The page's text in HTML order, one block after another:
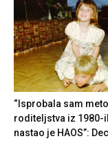
“Isprobala sam
roditeljstva iz 1980-
nastao je HAOS”: